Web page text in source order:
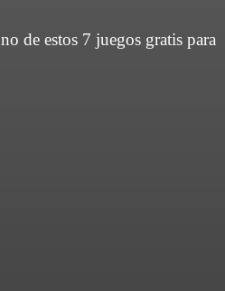
de estos 7 juegos gratis para